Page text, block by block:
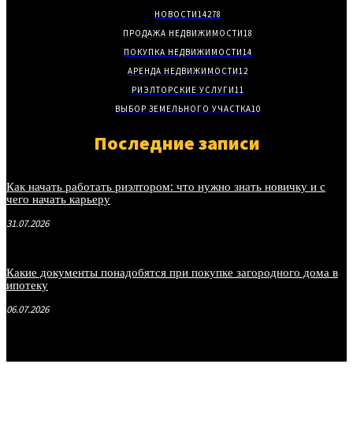
НОВОСТИ14278
ПРОДАЖА НЕДВИЖИМОСТИ18
ПОКУПКА НЕДВИЖИМОСТИ14
АРЕНДА НЕДВИЖИМОСТИ12
РИЭЛТОРСКИЕ УСЛУГИ11
ВЫБОР ЗЕМЕЛЬНОГО УЧАСТКА10
Последние записи
Как начать работать риэлтором: что нужно знать новичку и с
чего начать карьеру
31.07.2026
Какие документы понадобятся при покупке загородного дома в
ипотеку
06.07.2026